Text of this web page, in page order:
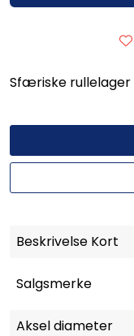
Sfæriske rullelager
Beskrivelse Kort
Salgsmerke
Aksel diameter